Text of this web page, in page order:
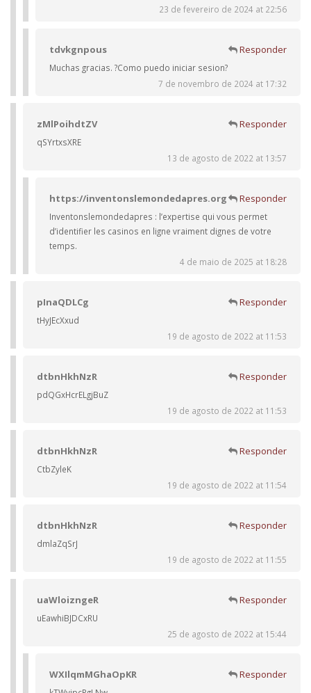
23 de fevereiro de 2024 at 22:56
tdvkgnpous Responder
Muchas gracias. ?Como puedo iniciar sesion?
7 de novembro de 2024 at 17:32
zMlPoihdtZV Responder
qSYrtxsXRE
13 de agosto de 2022 at 13:57
https://inventonslemondedapres.org Responder
Inventonslemondedapres : l’expertise qui vous permet
d’identifier les casinos en ligne vraiment dignes de votre
temps.
4 de maio de 2025 at 18:28
pInaQDLCg Responder
tHyJEcXxud
19 de agosto de 2022 at 11:53
dtbnHkhNzR Responder
pdQGxHcrELgjBuZ
19 de agosto de 2022 at 11:53
dtbnHkhNzR Responder
CtbZyleK
19 de agosto de 2022 at 11:54
dtbnHkhNzR Responder
dmlaZqSrJ
19 de agosto de 2022 at 11:55
uaWloizngeR Responder
uEawhiBJDCxRU
25 de agosto de 2022 at 15:44
WXIlqmMGhaOpKR Responder